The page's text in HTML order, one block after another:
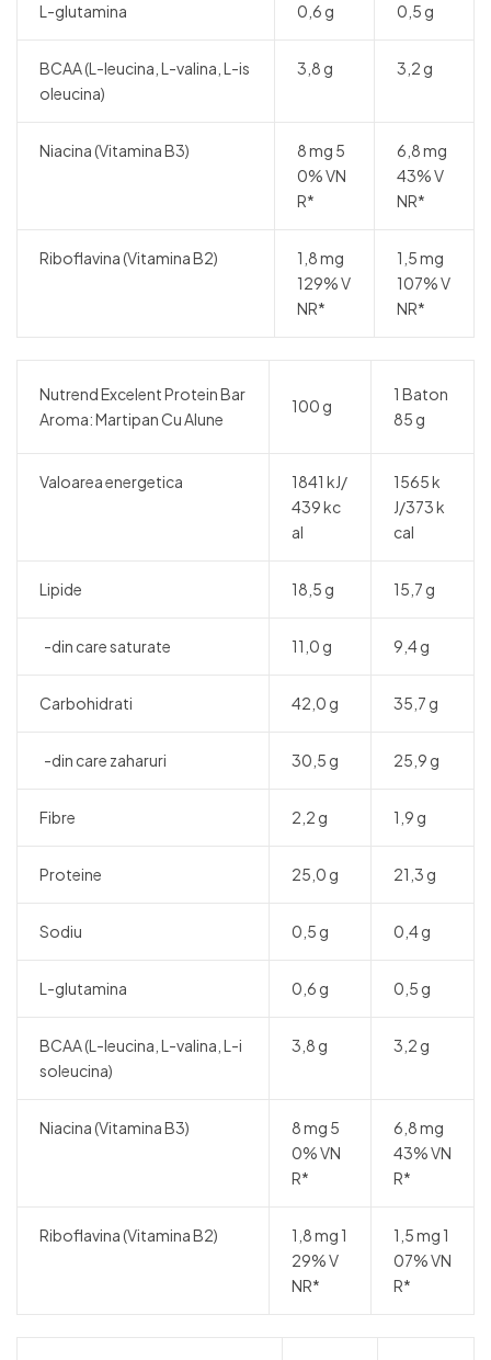
L-glutamina 0,6 g 0,5 g
BCAA (L-leucina, L-valina, L-is
oleucina)
3,8 g 3,2 g
Niacina (Vitamina B3)
8 mg 5
0% VN
R*
6,8 mg
43% V
NR*
Riboflavina (Vitamina B2)
1,8 mg
129% V
NR*
1,5 mg
107% V
NR*
Nutrend Excelent Protein Bar
Aroma: Martipan Cu Alune
100 g
1 Baton
85 g
Valoarea energetica
1841 kJ/
439 kc
al
1565 k
J/373 k
cal
Lipide 18,5 g 15,7 g
-din care saturate 11,0 g 9,4 g
Carbohidrati 42,0 g 35,7 g
-din care zaharuri 30,5 g 25,9 g
Fibre 2,2 g 1,9 g
Proteine 25,0 g 21,3 g
Sodiu 0,5 g 0,4 g
L-glutamina 0,6 g 0,5 g
BCAA (L-leucina, L-valina, L-i
soleucina)
3,8 g 3,2 g
Niacina (Vitamina B3)
8 mg 5
0% VN
R*
6,8 mg
43% VN
R*
Riboflavina (Vitamina B2)
1,8 mg 1
29% V
NR*
1,5 mg 1
07% VN
R*